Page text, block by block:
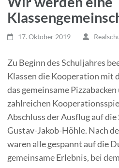
17. Oktober 2019
Zu Beginn des Schuljahres
Klassen die Kooperation mit
das gemeinsame
zahlreichen
Abschluss der Ausflug auf
Gustav-Jakob-Höhle. Nach
waren alle gespannt auf die
gemeinsame Erlebnis, bei